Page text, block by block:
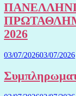
2026
03/07/202603/07/2026